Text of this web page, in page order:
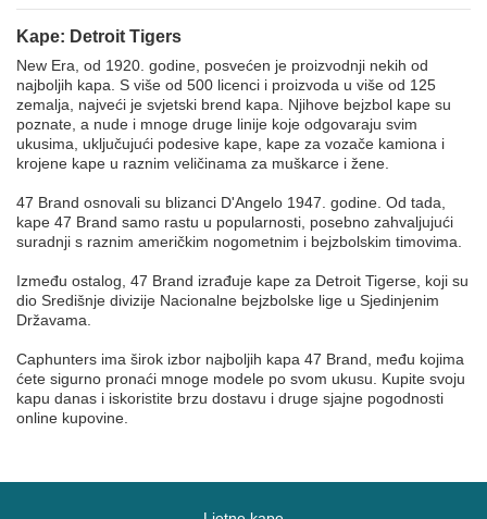
Kape: Detroit Tigers
New Era, od 1920. godine, posvećen je proizvodnji nekih od
najboljih kapa. S više od 500 licenci i proizvoda u više od 125
zemalja, najveći je svjetski brend kapa. Njihove bejzbol kape su
poznate, a nude i mnoge druge linije koje odgovaraju svim
ukusima, uključujući podesive kape, kape za vozače kamiona i
krojene kape u raznim veličinama za muškarce i žene.
47 Brand osnovali su blizanci D'Angelo 1947. godine. Od tada,
kape 47 Brand samo rastu u popularnosti, posebno zahvaljujući
suradnji s raznim američkim nogometnim i bejzbolskim timovima.
Između ostalog, 47 Brand izrađuje kape za Detroit Tigerse, koji su
dio Središnje divizije Nacionalne bejzbolske lige u Sjedinjenim
Državama.
Caphunters ima širok izbor najboljih kapa 47 Brand, među kojima
ćete sigurno pronaći mnoge modele po svom ukusu. Kupite svoju
kapu danas i iskoristite brzu dostavu i druge sjajne pogodnosti
online kupovine.